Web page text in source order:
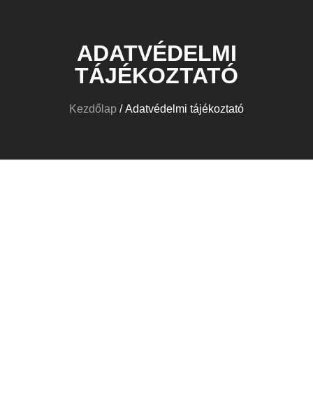
ADATVÉDELMI
TÁJÉKOZTATÓ
Kezdőlap / Adatvédelmi tájékoztató